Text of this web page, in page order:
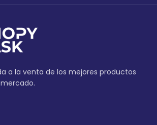
a la venta de los mejores productos